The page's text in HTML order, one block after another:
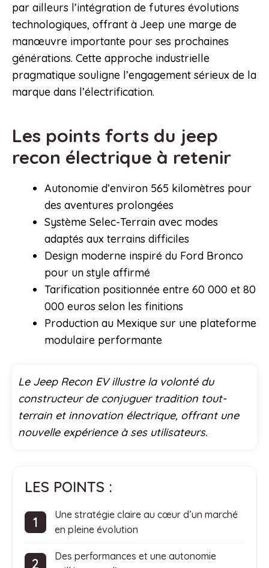
par ailleurs l’intégration de futures évolutions
technologiques, offrant à Jeep une marge de
manœuvre importante pour ses prochaines
générations. Cette approche industrielle
pragmatique souligne l’engagement sérieux de la
marque dans l’électrification.
Les points forts du jeep
recon électrique à retenir
Autonomie d’environ 565 kilomètres pour
des aventures prolongées
Système Selec-Terrain avec modes
adaptés aux terrains difficiles
Design moderne inspiré du Ford Bronco
pour un style affirmé
Tarification positionnée entre 60 000 et 80
000 euros selon les finitions
Production au Mexique sur une plateforme
modulaire performante
Le Jeep Recon EV illustre la volonté du
constructeur de conjuguer tradition tout-
terrain et innovation électrique, offrant une
nouvelle expérience à ses utilisateurs.
LES POINTS :
Une stratégie claire au cœur d’un marché
en pleine évolution
Des performances et une autonomie